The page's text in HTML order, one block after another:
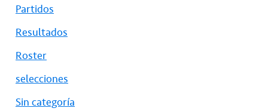
Partidos
Resultados
Roster
selecciones
Sin categoría